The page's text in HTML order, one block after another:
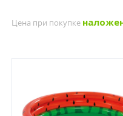
Цена при покупке